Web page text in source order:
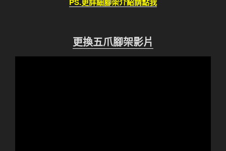
更換五爪腳架影片